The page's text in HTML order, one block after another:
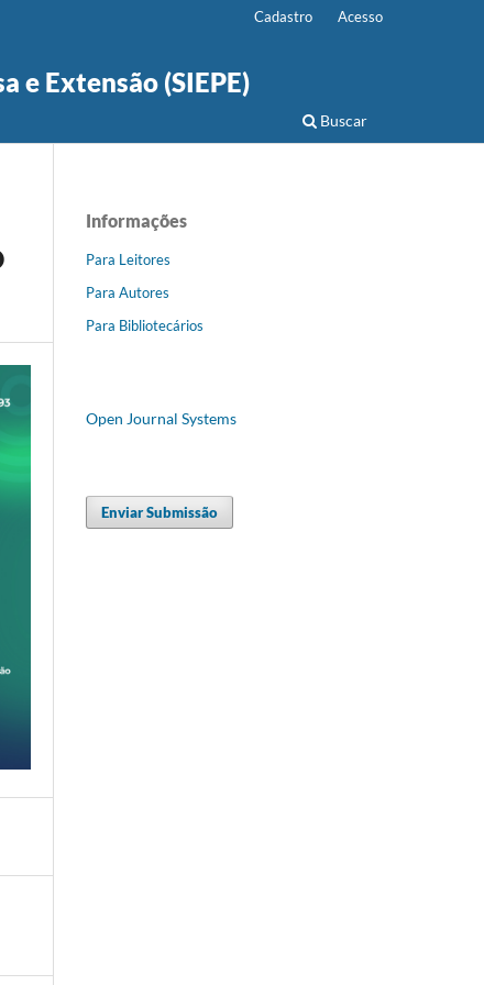
e Extensão (SIEPE)
Buscar
Cadastro Acesso
Informações
Para Leitores
Para Autores
Para Bibliotecários
Open Journal Systems
Enviar Submissão